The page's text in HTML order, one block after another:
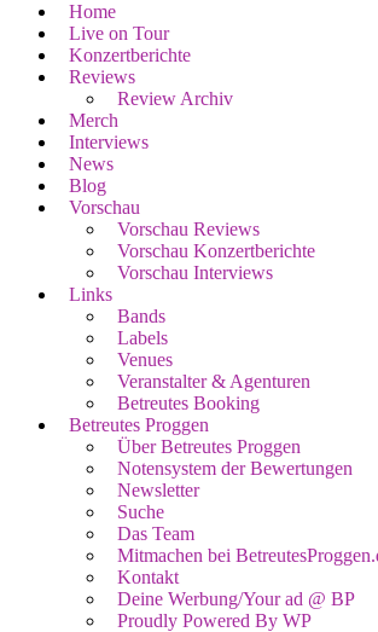
Home
Live on Tour
Konzertberichte
Reviews
Review Archiv
Merch
Interviews
News
Blog
Vorschau
Vorschau Reviews
Vorschau Konzertberichte
Vorschau Interviews
Links
Bands
Labels
Venues
Veranstalter & Agenturen
Betreutes Booking
Betreutes Proggen
Über Betreutes Proggen
Notensystem der Bewertungen
Newsletter
Suche
Das Team
Mitmachen bei
Kontakt
Deine Werbung/Your ad @ BP
Proudly Powered By WP